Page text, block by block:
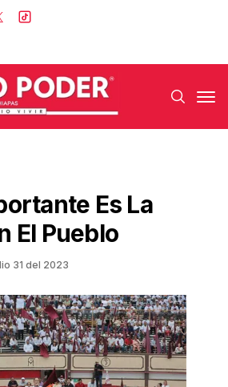
Es La
El Pueblo
31 del 2023